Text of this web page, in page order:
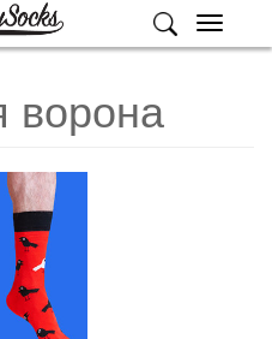
Меню
ворона